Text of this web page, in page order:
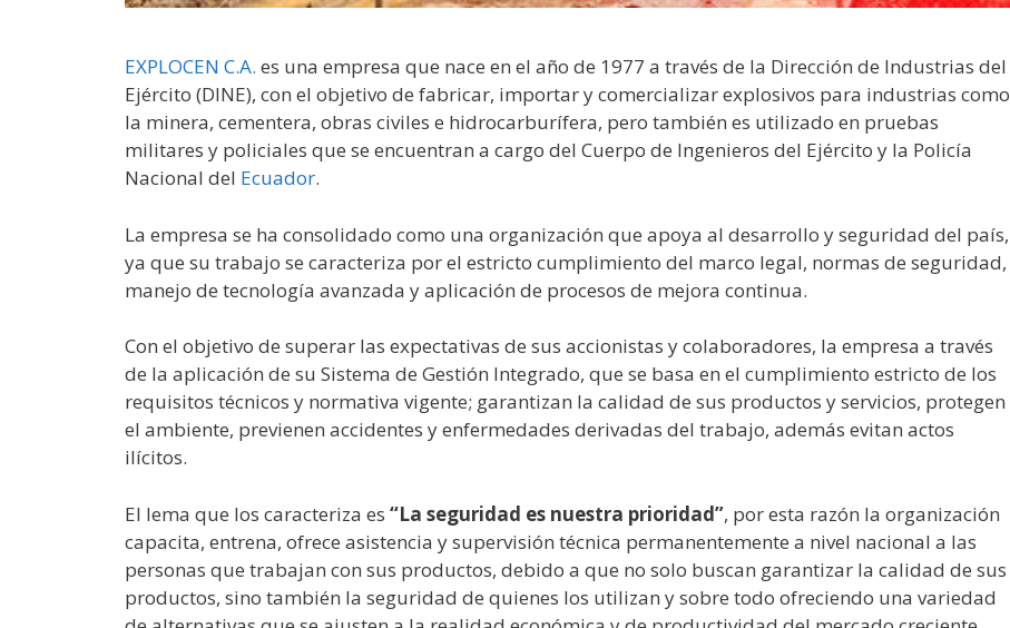
EXPLOCEN C.A. es una empresa que nace en el año de 1977 a través de la Dirección de Industrias del
Ejército (DINE), con el objetivo de fabricar, importar y comercializar explosivos para industrias como
la minera, cementera, obras civiles e hidrocarburífera, pero también es utilizado en pruebas
militares y policiales que se encuentran a cargo del Cuerpo de Ingenieros del Ejército y la Policía
Nacional del Ecuador.
La empresa se ha consolidado como una organización que apoya al desarrollo y seguridad del país,
ya que su trabajo se caracteriza por el estricto cumplimiento del marco legal, normas de seguridad,
manejo de tecnología avanzada y aplicación de procesos de mejora continua.
Con el objetivo de superar las expectativas de sus accionistas y colaboradores, la empresa a través
de la aplicación de su Sistema de Gestión Integrado, que se basa en el cumplimiento estricto de los
requisitos técnicos y normativa vigente; garantizan la calidad de sus productos y servicios, protegen
el ambiente, previenen accidentes y enfermedades derivadas del trabajo, además evitan actos
ilícitos.
El lema que los caracteriza es “La seguridad es nuestra prioridad”, por esta razón la organización
capacita, entrena, ofrece asistencia y supervisión técnica permanentemente a nivel nacional a las
personas que trabajan con sus productos, debido a que no solo buscan garantizar la calidad de sus
productos, sino también la seguridad de quienes los utilizan y sobre todo ofreciendo una variedad